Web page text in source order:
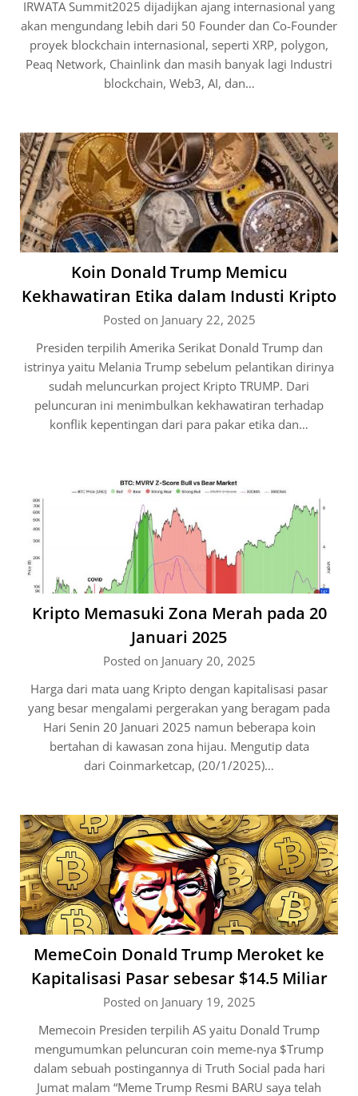
IRWATA Summit2025 dijadijkan ajang internasional yang
akan mengundang lebih dari 50 Founder dan Co-Founder
proyek blockchain internasional, seperti XRP, polygon,
Peaq Network, Chainlink dan masih banyak lagi Industri
blockchain, Web3, AI, dan…
Koin Donald Trump Memicu
Kekhawatiran Etika dalam Industi Kripto
Posted on January 22, 2025
Presiden terpilih Amerika Serikat Donald Trump dan
istrinya yaitu Melania Trump sebelum pelantikan dirinya
sudah meluncurkan project Kripto TRUMP. Dari
peluncuran ini menimbulkan kekhawatiran terhadap
konflik kepentingan dari para pakar etika dan…
Kripto Memasuki Zona Merah pada 20
Januari 2025
Posted on January 20, 2025
Harga dari mata uang Kripto dengan kapitalisasi pasar
yang besar mengalami pergerakan yang beragam pada
Hari Senin 20 Januari 2025 namun beberapa koin
bertahan di kawasan zona hijau. Mengutip data
dari Coinmarketcap, (20/1/2025)…
MemeCoin Donald Trump Meroket ke
Kapitalisasi Pasar sebesar $14.5 Miliar
Posted on January 19, 2025
Memecoin Presiden terpilih AS yaitu Donald Trump
mengumumkan peluncuran coin meme-nya $Trump
dalam sebuah postingannya di Truth Social pada hari
Jumat malam “Meme Trump Resmi BARU saya telah